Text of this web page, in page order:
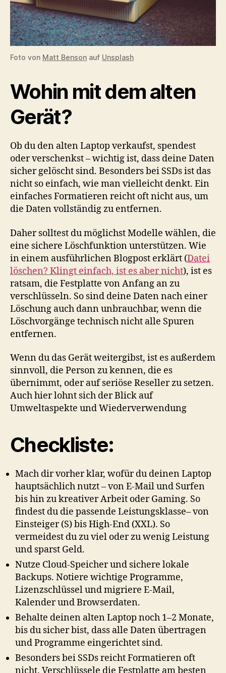
Foto von Matt Benson auf Unsplash
Wohin mit dem alten
Gerät?
Ob du den alten Laptop verkaufst, spendest
oder verschenkst – wichtig ist, dass deine Daten
sicher gelöscht sind. Besonders bei SSDs ist das
nicht so einfach, wie man vielleicht denkt. Ein
einfaches Formatieren reicht oft nicht aus, um
die Daten vollständig zu entfernen.
Daher solltest du möglichst Modelle wählen, die
eine sichere Löschfunktion unterstützen. Wie
in einem ausführlichen Blogpost erklärt (Datei
löschen? Klingt einfach, ist es aber nicht), ist es
ratsam, die Festplatte von Anfang an zu
verschlüsseln. So sind deine Daten nach einer
Löschung auch dann unbrauchbar, wenn die
Löschvorgänge technisch nicht alle Spuren
entfernen.
Wenn du das Gerät weitergibst, ist es außerdem
sinnvoll, die Person zu kennen, die es
übernimmt, oder auf seriöse Reseller zu setzen.
Auch hier lohnt sich der Blick auf
Umweltaspekte und Wiederverwendung
Checkliste:
Mach dir vorher klar, wofür du deinen Laptop
hauptsächlich nutzt – von E-Mail und Surfen
bis hin zu kreativer Arbeit oder Gaming. So
findest du die passende Leistungsklasse– von
Einsteiger (S) bis High-End (XXL). So
vermeidest du zu viel oder zu wenig Leistung
und sparst Geld.
Nutze Cloud-Speicher und sichere lokale
Backups. Notiere wichtige Programme,
Lizenzschlüssel und migriere E-Mail,
Kalender und Browserdaten.
Behalte deinen alten Laptop noch 1–2 Monate,
bis du sicher bist, dass alle Daten übertragen
und Programme eingerichtet sind.
Besonders bei SSDs reicht Formatieren oft